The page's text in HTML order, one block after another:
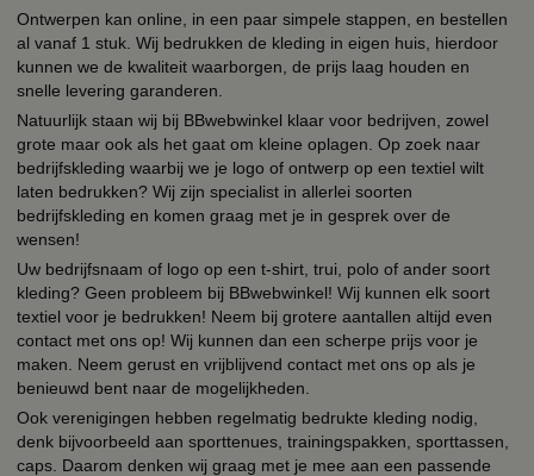
Ontwerpen kan online, in een paar simpele stappen, en bestellen
al vanaf 1 stuk. Wij bedrukken de kleding in eigen huis, hierdoor
kunnen we de kwaliteit waarborgen, de prijs laag houden en
snelle levering garanderen.
Natuurlijk staan wij bij BBwebwinkel klaar voor bedrijven, zowel
grote maar ook als het gaat om kleine oplagen. Op zoek naar
bedrijfskleding waarbij we je logo of ontwerp op een textiel wilt
laten bedrukken? Wij zijn specialist in allerlei soorten
bedrijfskleding en komen graag met je in gesprek over de
wensen!
Uw bedrijfsnaam of logo op een t-shirt, trui, polo of ander soort
kleding? Geen probleem bij BBwebwinkel! Wij kunnen elk soort
textiel voor je bedrukken! Neem bij grotere aantallen altijd even
contact met ons op! Wij kunnen dan een scherpe prijs voor je
maken. Neem gerust en vrijblijvend contact met ons op als je
benieuwd bent naar de mogelijkheden.
Ook verenigingen hebben regelmatig bedrukte kleding nodig,
denk bijvoorbeeld aan sporttenues, trainingspakken, sporttassen,
caps. Daarom denken wij graag met je mee aan een passende